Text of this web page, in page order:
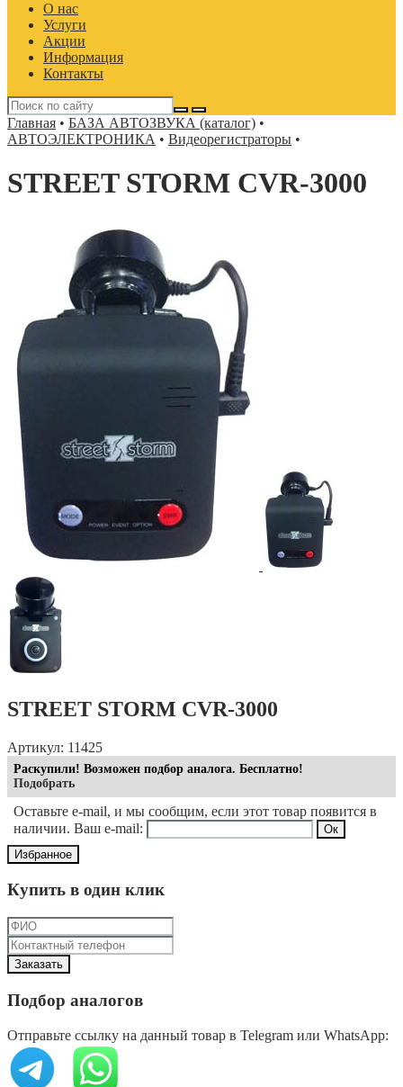
О нас
Услуги
Акции
Информация
Контакты
Главная • БАЗА АВТОЗВУКА (каталог) •
АВТОЭЛЕКТРОНИКА • Видеорегистраторы •
STREET STORM CVR-3000
STREET STORM CVR-3000
Артикул: 11425
Раскупили! Возможен подбор аналога. Бесплатно!
Подобрать
Оставьте e-mail, и мы сообщим, если этот товар появится в
наличии. Ваш e-mail:
Избранное
Купить в один клик
Подбор аналогов
Отправьте ссылку на данный товар в Telegram или WhatsApp: